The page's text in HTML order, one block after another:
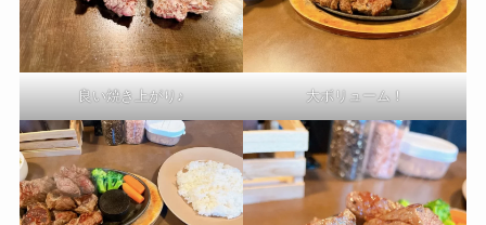
良い焼き上がり♪ 大ボリューム！